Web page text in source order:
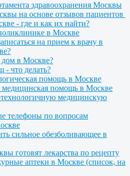
здравоохранения Москвы
на основе отзывов пациентов
- где и как их найти?
в Москве
на прием к врачу в
дом в Москве?
- что делать?
помощь в Москве
медицинская помощь в Москве
медицинскую
телефоны по вопросам
сильное обезболивающее в
готовят лекарства по рецепту
аптеки в Москве (список, на